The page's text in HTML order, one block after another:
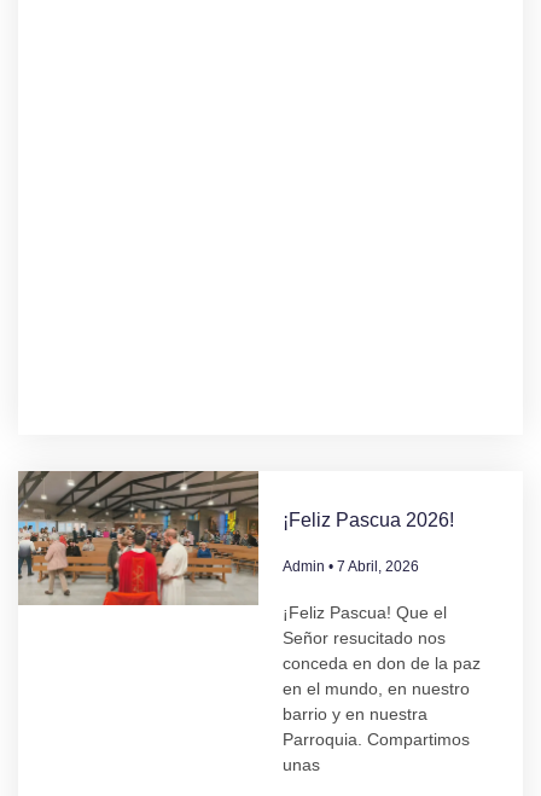
¡Feliz Pascua 2026!
Admin 7 Abril, 2026
¡Feliz Pascua! Que el
Señor resucitado nos
conceda en don de la paz
en el mundo, en nuestro
barrio y en nuestra
Parroquia. Compartimos
unas